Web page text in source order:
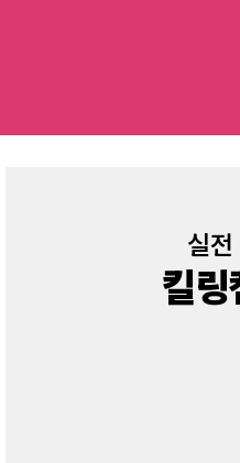
실전
킬링